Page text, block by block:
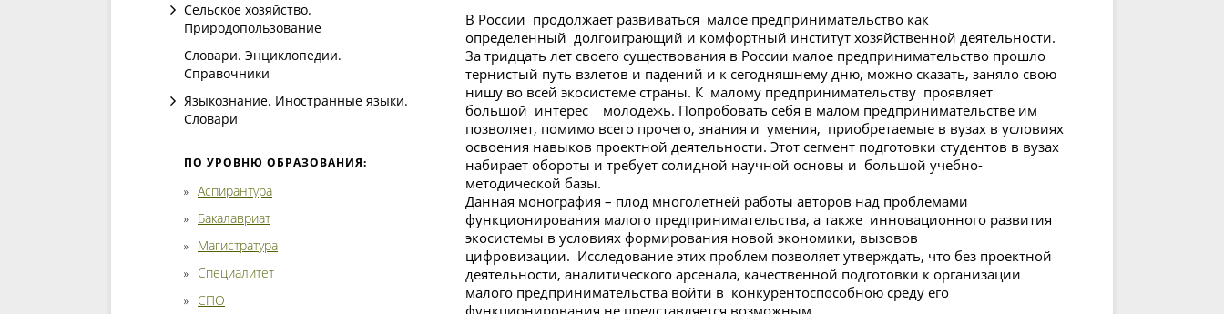
Сельское хозяйство.
Природопользование
Словари. Энциклопедии.
Справочники
Языкознание. Иностранные языки.
Словари
ПО УРОВНЮ ОБРАЗОВАНИЯ:
Аспирантура
Бакалавриат
Магистратура
Специалитет
СПО
В России продолжает развиваться малое предпринимательство как
определенный долгоиграющий и комфортный институт хозяйственной деятельности.
За тридцать лет своего существования в России малое предпринимательство прошло
тернистый путь взлетов и падений и к сегодняшнему дню, можно сказать, заняло свою
нишу во всей экосистеме страны. К малому предпринимательству проявляет
большой интерес молодежь. Попробовать себя в малом предпринимательстве им
позволяет, помимо всего прочего, знания и умения, приобретаемые в вузах в условиях
освоения навыков проектной деятельности. Этот сегмент подготовки студентов в вузах
набирает обороты и требует солидной научной основы и большой учебно-
методической базы.
Данная монография – плод многолетней работы авторов над проблемами
функционирования малого предпринимательства, а также инновационного развития
экосистемы в условиях формирования новой экономики, вызовов
цифровизации. Исследование этих проблем позволяет утверждать, что без проектной
деятельности, аналитического арсенала, качественной подготовки к организации
малого предпринимательства войти в конкурентоспособною среду его